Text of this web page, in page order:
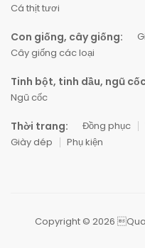
Cá thịt tươi
Con giống, cây giống:
Cây giống các loại
Tinh bột, tinh dầu, ngũ
Ngũ cốc
Thời trang: Đồng phục
Giày dép
Phụ kiện
Copyright © 2026